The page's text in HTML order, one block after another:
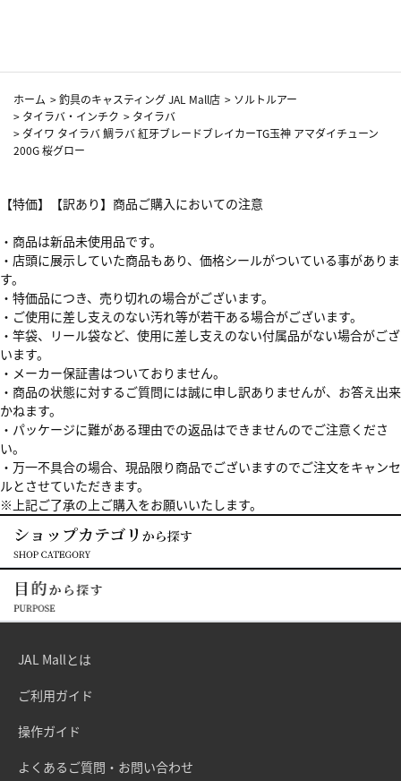
ホーム >釣具のキャスティング JAL Mall店 > ソルトルアー
> タイラバ・インチク > タイラバ
> ダイワ タイラバ 鯛ラバ 紅牙ブレードブレイカーTG玉神 アマダイチューン
200G 桜グロー
【特価】【訳あり】商品ご購入においての注意
・商品は新品未使用品です。
・店頭に展示していた商品もあり、価格シールがついている事がありま
す。
・特価品につき、売り切れの場合がございます。
・ご使用に差し支えのない汚れ等が若干ある場合がございます。
・竿袋、リール袋など、使用に差し支えのない付属品がない場合がござ
います。
・メーカー保証書はついておりません。
・商品の状態に対するご質問には誠に申し訳ありませんが、お答え出来
かねます。
・パッケージに難がある理由での返品はできませんのでご注意くださ
い。
・万一不具合の場合、現品限り商品でございますのでご注文をキャンセ
ルとさせていただきます。
※上記ご了承の上ご購入をお願いいたします。
JAL Mallとは
ご利用ガイド
操作ガイド
よくあるご質問・お問い合わせ